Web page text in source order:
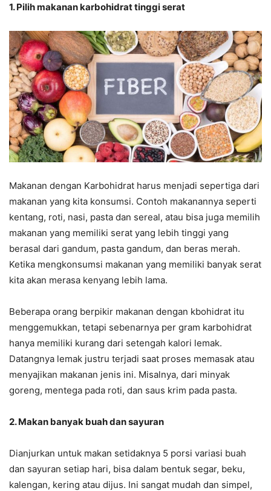
1. Pilih makanan karbohidrat tinggi serat
Makanan dengan Karbohidrat harus menjadi sepertiga dari
makanan yang kita konsumsi. Contoh makanannya seperti
kentang, roti, nasi, pasta dan sereal, atau bisa juga memilih
makanan yang memiliki serat yang lebih tinggi yang
berasal dari gandum, pasta gandum, dan beras merah.
Ketika mengkonsumsi makanan yang memiliki banyak serat
kita akan merasa kenyang lebih lama.
Beberapa orang berpikir makanan dengan kbohidrat itu
menggemukkan, tetapi sebenarnya per gram karbohidrat
hanya memiliki kurang dari setengah kalori lemak.
Datangnya lemak justru terjadi saat proses memasak atau
menyajikan makanan jenis ini. Misalnya, dari minyak
goreng, mentega pada roti, dan saus krim pada pasta.
2. Makan banyak buah dan sayuran
Dianjurkan untuk makan setidaknya 5 porsi variasi buah
dan sayuran setiap hari, bisa dalam bentuk segar, beku,
kalengan, kering atau dijus. Ini sangat mudah dan simpel,